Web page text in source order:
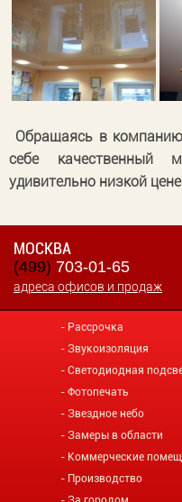
Обращаясь в
себе качественный
удивительно низкой
МОСКВА
(499) 703-01-65
адреса офисов и продаж
Рассрочка
Звукоизоляция
Светодиодная
Фотопечать
Звездное небо
Замеры в области
Коммерческие
Производство